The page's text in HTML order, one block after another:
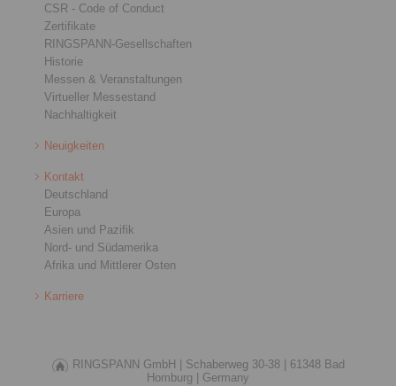
CSR - Code of Conduct
Zertifikate
RINGSPANN-Gesellschaften
Historie
Messen & Veranstaltungen
Virtueller Messestand
Nachhaltigkeit
Neuigkeiten
Kontakt
Deutschland
Europa
Asien und Pazifik
Nord- und Südamerika
Afrika und Mittlerer Osten
Karriere
RINGSPANN GmbH | Schaberweg 30-38 | 61348 Bad
Homburg | Germany